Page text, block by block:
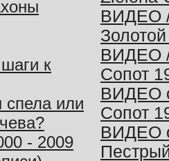
к
спела или
- 2009
ВИДЕО
ВИДЕО
Сопот
ВИДЕО
Сопот
ВИДЕО